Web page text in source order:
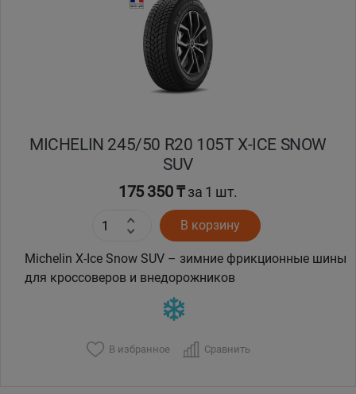
MICHELIN 245/50 R20 105T X-ICE SNOW
SUV
175 350 ₸за 1 шт.
В корзину
Michelin X-Ice Snow SUV – зимние фрикционные шины
для кроссоверов и внедорожников
В избранное Сравнить
Павлодар
Талдыкорган